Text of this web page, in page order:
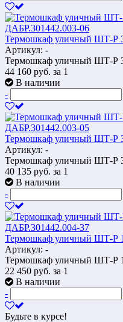
Термошкаф уличный ШТ-Р
Артикул: -
Термошкаф уличный ШТ-Р
44 160 руб. за 1
В наличии
-
Термошкаф уличный ШТ-Р
Артикул: -
Термошкаф уличный ШТ-Р
40 135 руб. за 1
В наличии
-
Термошкаф уличный ШТ-Р
Артикул: -
Термошкаф уличный ШТ-Р
22 450 руб. за 1
В наличии
-
Будьте в курсе!